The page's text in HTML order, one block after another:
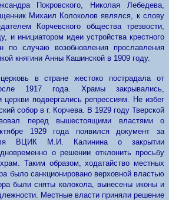
Покровского, Николая Лебедева,
Михаил Колоколов являлся, к слову
Корчевского общества трезвости,
и инициатором идеи устройства крестного
случаю возобновления прославления
княгини Анны Кашинской в 1909 году.
в стране жестоко пострадала от
1917 года. Храмы закрывались,
подвергались репрессиям. Не избег
собор в г. Корчева. В 1929 году Тверской
перед вышестоящими властями о
1929 года появился документ за
ВЦИК М.И. Калинина о закрытии
о решении отклонить просьбу
Таким образом, ходатайство местных
было санкционировано верховной властью
были сняты колокола, вынесены иконы и
Местные власти приняли решение